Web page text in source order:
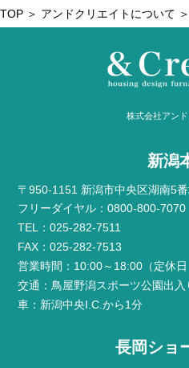
TOP ＞ アンドクリエイトについて
株式会社アン
新潟
〒950-1151 新潟市中央区湖南5
フリーダイヤル：0800-800-7070
TEL：025-282-7511
FAX：025-282-7513
営業時間：10:00～18:00（定休日
交通：鳥屋野潟スポーツ公園出
車：新潟中央I.C.から1分
長岡ショ